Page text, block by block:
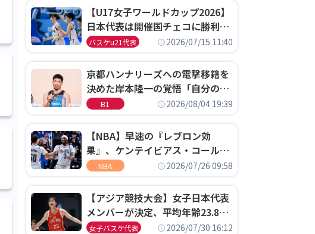
【U17女子ワールドカップ2026】
日本代表は開催国チェコに勝利し
て予選グループ3連勝で首位通
決定
バスケu21代表 2026/07/15 11:40
京都ハンナリーズへの電撃移籍を
決めた岸本隆一の覚悟「自分のエ
ゴというちっぽけなことのため
B1 2026/08/04 19:39
【NBA】早速の『レブロン効
果』、ケンテイビアス・コールド
ウェル・ポープがセブンティシク
NBA 2026/07/26 09:58
【アジア競技大会】女子日本代表
メンバーが決定、平均年齢23.8歳
のフレッシュなメンバーが日本開
女子バスケ代表 2026/07/30 16:12